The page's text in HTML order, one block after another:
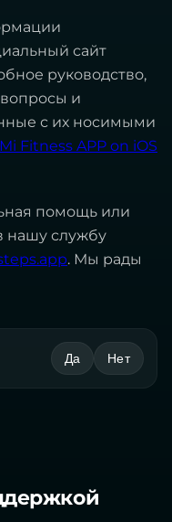
сайт
руководство,
и
с их носимыми
Fitness APP on iOS
помощь или
нашу службу
. Мы рады
Да Нет